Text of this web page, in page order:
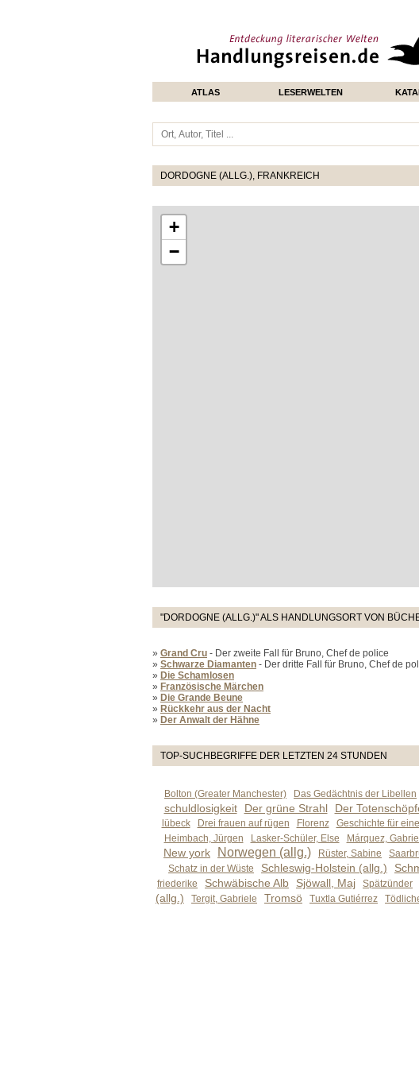
ATLAS LESERWELTEN
DORDOGNE (ALLG.), FRANKREICH
+
−
"DORDOGNE (ALLG.)" ALS HANDLUNGSORT VON
» Grand Cru - Der zweite Fall für Bruno, Chef de police
» Schwarze Diamanten - Der dritte Fall für Bruno, Chef de
» Die Schamlosen
» Französische Märchen
» Die Grande Beune
» Rückkehr aus der Nacht
» Der Anwalt der Hähne
TOP-SUCHBEGRIFFE DER LETZTEN 24 STUNDEN
Bolton (Greater Manchester) Das Gedächtnis der Libellen
schuldlosigkeit
Der grüne Strahl Der
lübeck
Drei frauen auf rügen Florenz Geschichte für
Heimbach, Jürgen
Lasker-Schüler, Else Márquez,
New york Norwegen (allg.) Rüster, Sabine
Schatz in der Wüste
Schleswig-Holstein (allg.)
friederike
Schwäbische Alb Sjöwall, Maj Spätzünder
(allg.)
Tergit, Gabriele Tromsö Tuxtla Gutiérrez